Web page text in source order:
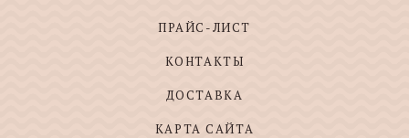
ПРАЙС-ЛИСТ
КОНТАКТЫ
ДОСТАВКА
КАРТА САЙТА